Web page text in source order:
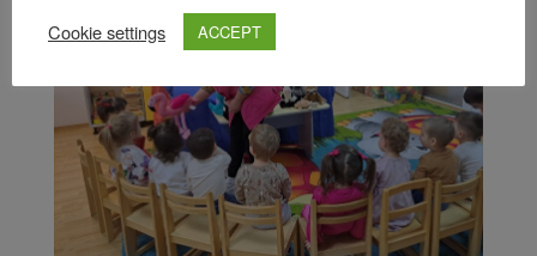
Cookie settings
ACCEPT